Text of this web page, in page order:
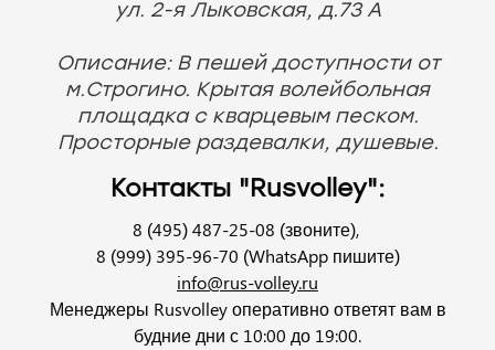
ул. 2-я Лыковская, д.73 А
Описание: В пешей доступности от
м.Строгино. Крытая волейбольная
площадка с кварцевым песком.
Просторные раздевалки, душевые.
Контакты "Rusvolley":
8 (495) 487-25-08 (звоните),
8 (999) 395-96-70 (WhatsApp пишите)
info@rus-volley.ru
Менеджеры Rusvolley оперативно ответят вам в
будние дни с 10:00 до 19:00.